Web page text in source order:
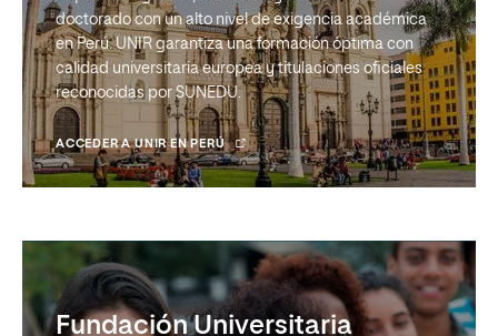
doctorado con un alto nivel de exigencia académica
en Perú. UNIR garantiza una formación óptima con
calidad universitaria europea y titulaciones oficiales
reconocidas por SUNEDU.
ACCEDER A UNIR EN PERÚ
Fundación Universitaria